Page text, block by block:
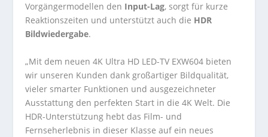
Vorgängermodellen den Input-Lag, sorgt für kurze
Reaktionszeiten und unterstützt auch die HDR
Bildwiedergabe.
„Mit dem neuen 4K Ultra HD LED-TV EXW604 bieten
wir unseren Kunden dank großartiger Bildqualität,
vieler smarter Funktionen und ausgezeichneter
Ausstattung den perfekten Start in die 4K Welt. Die
HDR-Unterstützung hebt das Film- und
Fernseherlebnis in dieser Klasse auf ein neues